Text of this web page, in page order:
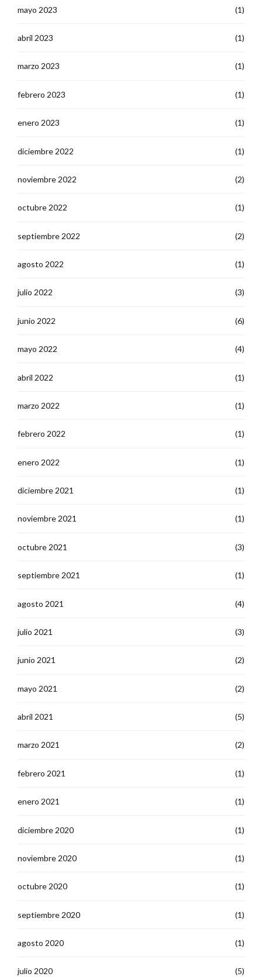
mayo 2023 (1)
abril 2023 (1)
marzo 2023 (1)
febrero 2023 (1)
enero 2023 (1)
diciembre 2022 (1)
noviembre 2022 (2)
octubre 2022 (1)
septiembre 2022 (2)
agosto 2022 (1)
julio 2022 (3)
junio 2022 (6)
mayo 2022 (4)
abril 2022 (1)
marzo 2022 (1)
febrero 2022 (1)
enero 2022 (1)
diciembre 2021 (1)
noviembre 2021 (1)
octubre 2021 (3)
septiembre 2021 (1)
agosto 2021 (4)
julio 2021 (3)
junio 2021 (2)
mayo 2021 (2)
abril 2021 (5)
marzo 2021 (2)
febrero 2021 (1)
enero 2021 (1)
diciembre 2020 (1)
noviembre 2020 (1)
octubre 2020 (1)
septiembre 2020 (1)
agosto 2020 (1)
julio 2020 (5)